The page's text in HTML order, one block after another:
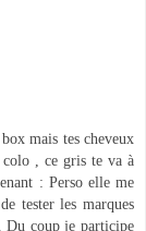
mais tes cheveux
, ce gris te va à
: Perso elle me
tester les marques
Du coup je participe